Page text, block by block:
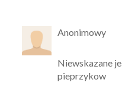
Anonimowy
Niewskazane
pieprzykow